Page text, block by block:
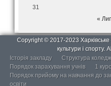
31
«
Copyright © 2017-2023
культури і спорту.
Історія закладу
Структура
Порядок зарахування учнів
1 курс
Порядок прийому на навчання до
освіти